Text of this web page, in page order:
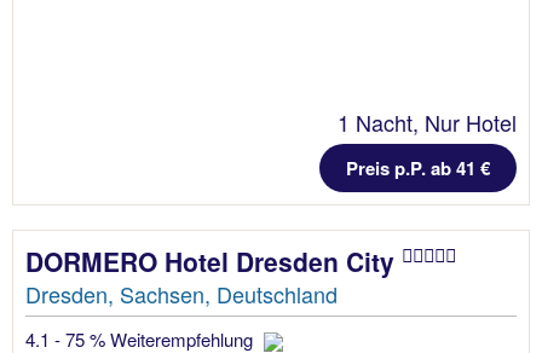
1 Nacht, Nur Hotel
Preis p.P. ab 41 €
DORMERO Hotel Dresden City
Dresden, Sachsen, Deutschland
4.1 - 75 % Weiterempfehlung